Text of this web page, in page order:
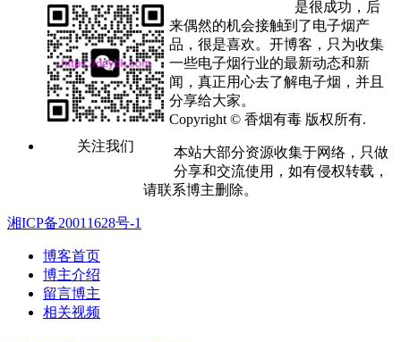
关注我们
是很成功，后
来偶然的机会接触到了电子烟产
品，很是喜欢。开博客，只为收集
一些电子烟行业的最新动态和新
闻，真正用心去了解电子烟，并且
分享给大家。
Copyright © 香烟有毒 版权所有.
本站大部分资源收集于网络，只做
分享和交流使用，如有侵权转载，
请联系博主删除。
湘ICP备20011628号-1
博客首页
博主介绍
留言博主
相关视频